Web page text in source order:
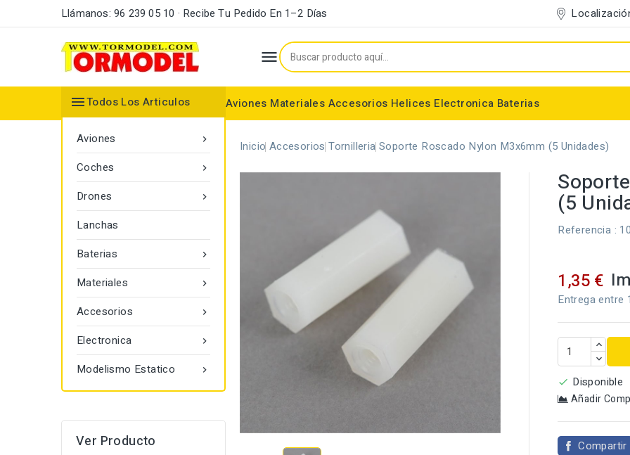
Llámanos: 96 239 05 10 · Recibe Tu Pedido En 1–2 Días

Aviones Materiales Accesorios Helices Electronica Baterias
Todos Los Articulos

Aviones

Coches

Drones
Lanchas

Baterias

Materiales

Accesorios

Electronica

Modelismo Estatico
Ver Producto
Inicio Accesorios Tornilleria Soporte Roscado Nylon M3x6mm (5 Unidades)

(5
Referencia :
1,35 €
Entrega entre
 Disponible
Añadir
Compartir